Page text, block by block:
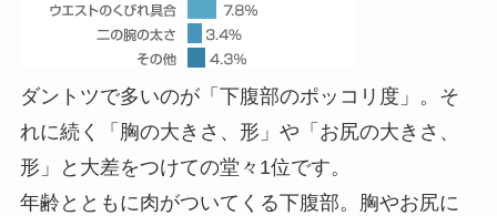
ダントツで多いのが「下腹部のポッコリ度」。そ
れに続く「胸の大きさ、形」や「お尻の大きさ、
形」と大差をつけての堂々1位です。
年齢とともに肉がついてくる下腹部。胸やお尻に